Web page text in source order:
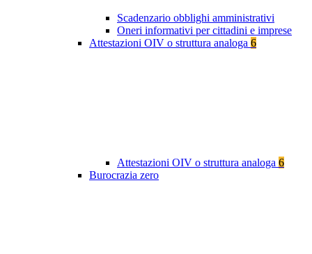
Scadenzario obblighi amministrativi
Oneri informativi per cittadini e imprese
Attestazioni OIV o struttura analoga 6
Attestazioni OIV o struttura analoga 6
Burocrazia zero